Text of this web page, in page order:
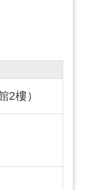
2樓）